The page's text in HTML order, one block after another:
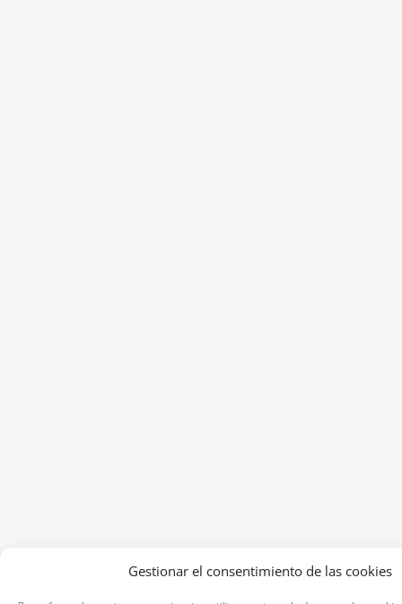
Gestionar el consentimiento de las cookies